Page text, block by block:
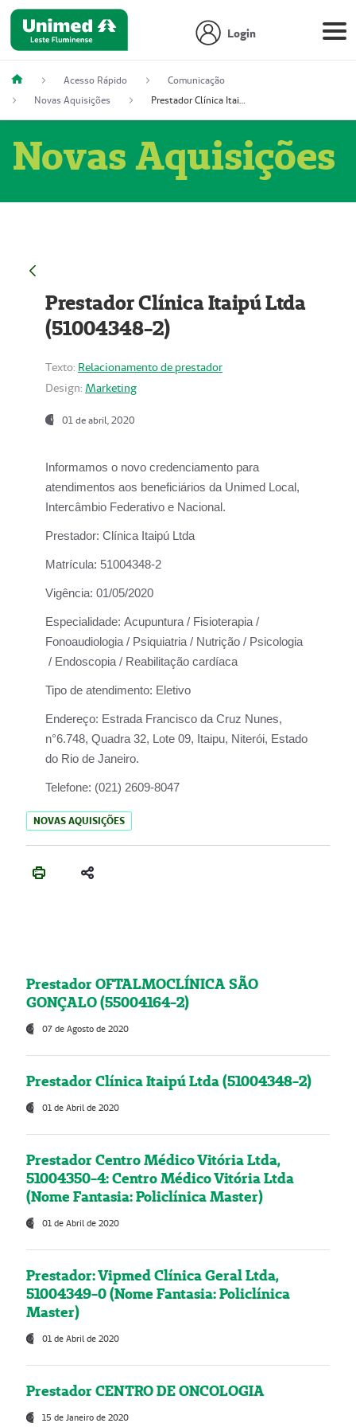
Login
Acesso Rápido
Comunicação
Novas Aquisições
Prestador Clínica Itaipú Ltda (51004348-2)
Novas Aquisições
Prestador Clínica Itaipú Ltda
(51004348-2)
Texto: Relacionamento de prestador
Design: Marketing
01 de abril, 2020
Informamos o novo credenciamento para
atendimentos aos beneficiários da Unimed Local,
Intercâmbio Federativo e Nacional.
Prestador: Clínica Itaipú Ltda
Matrícula: 51004348-2
Vigência: 01/05/2020
Especialidade: Acupuntura / Fisioterapia /
Fonoaudiologia / Psiquiatria / Nutrição / Psicologia
/ Endoscopia / Reabilitação cardíaca
Tipo de atendimento: Eletivo
Endereço: Estrada Francisco da Cruz Nunes,
n°6.748, Quadra 32, Lote 09, Itaipu, Niterói, Estado
do Rio de Janeiro.
Telefone: (021) 2609-8047
NOVAS AQUISIÇÕES
Prestador OFTALMOCLÍNICA SÃO
GONÇALO (55004164-2)
07 de Agosto de 2020
Prestador Clínica Itaipú Ltda (51004348-2)
01 de Abril de 2020
Prestador Centro Médico Vitória Ltda,
51004350-4: Centro Médico Vitória Ltda
(Nome Fantasia: Policlínica Master)
01 de Abril de 2020
Prestador: Vipmed Clínica Geral Ltda,
51004349-0 (Nome Fantasia: Policlínica
Master)
01 de Abril de 2020
Prestador CENTRO DE ONCOLOGIA
15 de Janeiro de 2020